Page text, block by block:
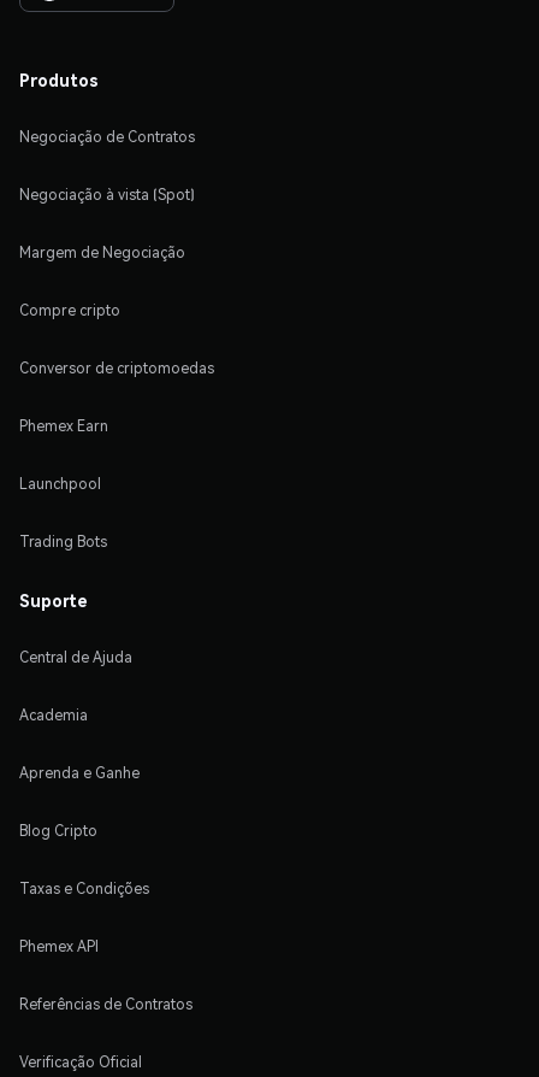
Produtos
Negociação de Contratos
Negociação à vista (Spot)
Margem de Negociação
Compre cripto
Conversor de criptomoedas
Phemex Earn
Launchpool
Trading Bots
Suporte
Central de Ajuda
Academia
Aprenda e Ganhe
Blog Cripto
Taxas e Condições
Phemex API
Referências de Contratos
Verificação Oficial